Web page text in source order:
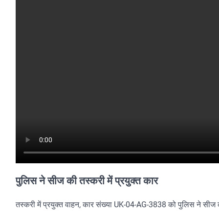
पुलिस ने सीज की तस्करी में प्रयुक्त कार
तस्करी में प्रयुक्त वाहन, कार संख्या UK-04-AG-3838 को पुलिस ने सीज